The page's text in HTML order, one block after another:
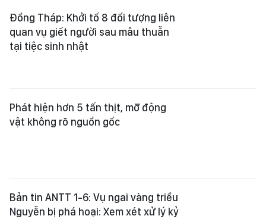
Đồng Tháp: Khởi tố 8 đối tượng liên
quan vụ giết người sau mâu thuẫn
tại tiệc sinh nhật
Phát hiện hơn 5 tấn thịt, mỡ động
vật không rõ nguồn gốc
Bản tin ANTT 1-6: Vụ ngai vàng triều
Nguyễn bị phá hoại: Xem xét xử lý kỷ